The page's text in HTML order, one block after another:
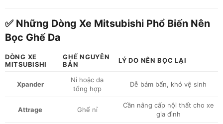
✅ Những Dòng Xe Mitsubishi Phổ Biến Nên
Bọc Ghế Da
DÒNG XE
MITSUBISHI
GHẾ NGUYÊN
BẢN
LÝ DO NÊN BỌC LẠI
Xpander
Nỉ hoặc da
tổng hợp
Dễ bám bẩn, khó vệ sinh
Attrage Ghế nỉ
Cần nâng cấp nội thất cho xe
gia đình